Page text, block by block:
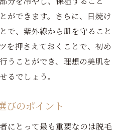
ができます。さらに、日焼け
で、紫外線から肌を守ること
を押さえておくことで、初め
うことができ、理想の美肌を
るでしょう。
びのポイント
にとって最も重要なのは脱毛